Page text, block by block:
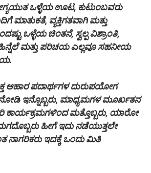
ಒಳ್ಳೆಯ ಊಟ, ಕುಟುಂಬವರು
ಮಾತುಕತೆ, ವ್ಯಕ್ತಿಗತವಾಗಿ ಮತ್ತು
ಒಳ್ಳೆಯ ಚಿಂತನೆ, ಸ್ವಲ್ಪ ವಿಶ್ರಾಂತಿ,
ಮತ್ತು ಪರಿಚಯ ಎಲ್ಲವೂ ಸಹನೀಯ
ಆಹಾರ ಪದಾರ್ಥಗಳ ದುರುಪಯೋಗ
ನೋಡಿ ಇನ್ನೊಬ್ಬರು, ಮಾಧ್ಯಮಗಳ ಮೂರ್ಖತನ
ಕಾರ್ಯಕ್ರಮಗಳಿಂದ ಮತ್ತೊಬ್ಬರು, ಯಾರೋ
ಹೀಗೆ ಇದು ನಡೆಯುತ್ತಲೇ
ನಾಗರಿಕರು ಇದಕ್ಕೆ ಒಂದು ಮಿತಿ